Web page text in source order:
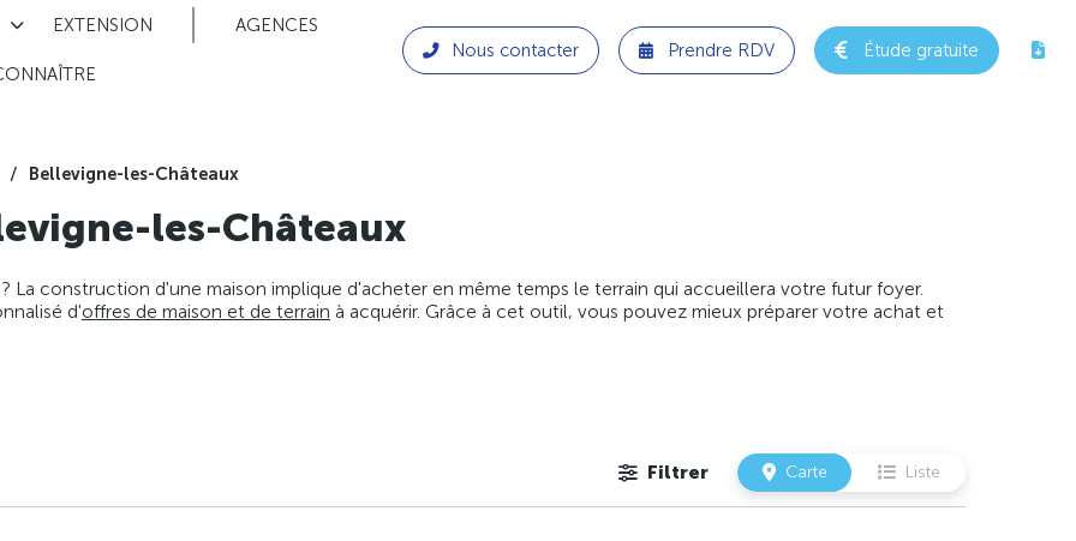
EXTENSION AGENCES
Nous contacter Prendre RDV Étude gratuite
Bellevigne-les-Châteaux
les-Châteaux
La construction d'une maison implique d'acheter en même temps le terrain qui accueillera votre futur foyer.
d'offres de maison et de terrain à acquérir. Grâce à cet outil, vous pouvez mieux préparer votre achat et
Filtrer Carte Liste